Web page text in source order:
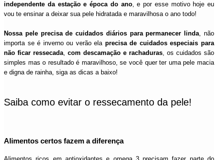
independente da estação e época do ano, e por esse motivo hoje eu
vou te ensinar a deixar sua pele hidratada e maravilhosa o ano todo!
Nossa pele precisa de cuidados diários para permanecer linda, não
importa se é inverno ou verão ela precisa de cuidados especiais para
não ficar ressecada, com descamação e rachaduras, os cuidados são
simples mas o resultado é maravilhoso, se você quer ter uma pele macia
e digna de rainha, siga as dicas a baixo!
Saiba como evitar o ressecamento da pele!
Alimentos certos fazem a diferença